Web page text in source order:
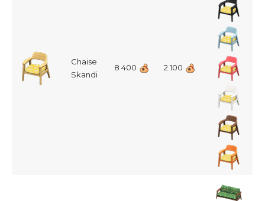
Chaise
Skandi
8 400 2 100